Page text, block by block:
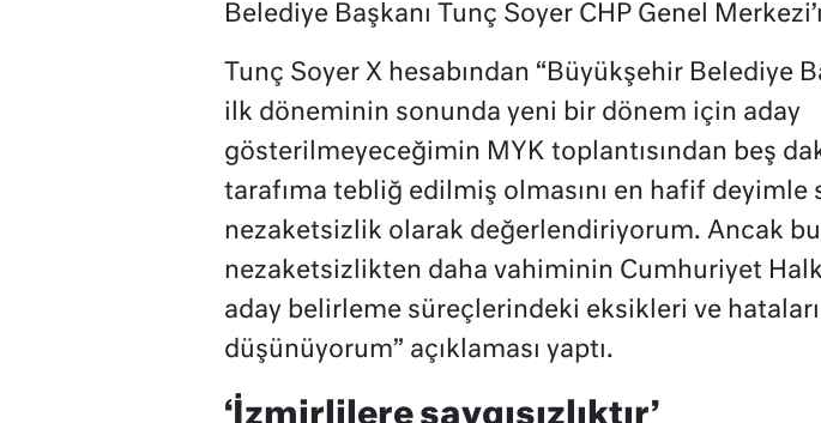
Belediye Başkanı Tunç Soyer CHP Genel
Tunç Soyer X hesabından “Büyükşehir Belediye
ilk döneminin sonunda yeni bir dönem için aday
gösterilmeyeceğimin MYK toplantısından beş
tarafıma tebliğ edilmiş olmasını en hafif deyimle
nezaketsizlik olarak değerlendiriyorum. Ancak bu
nezaketsizlikten daha vahiminin Cumhuriyet
aday belirleme süreçlerindeki eksikleri ve
düşünüyorum” açıklaması yaptı.
‘İzmirlilere saygısızlıktır’